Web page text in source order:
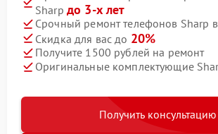
Sharp до 3-х лет
Срочный ремонт телефонов Sharp
Скидка для вас до 20%
Получите 1500 рублей на ремонт
Оригинальные комплектующие
Получить консультацию